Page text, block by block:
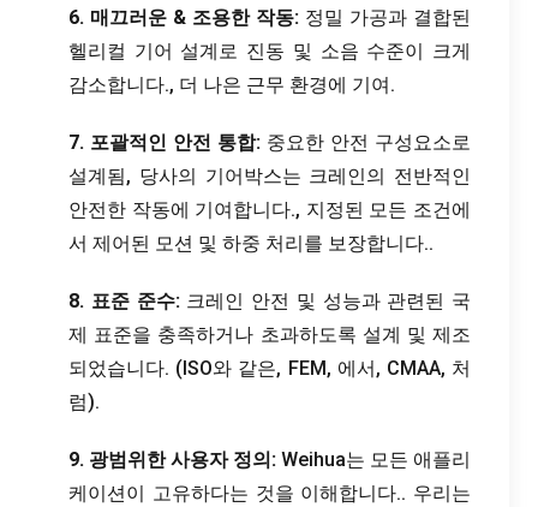
6. 매끄러운 & 조용한 작동: 정밀 가공과 결합된
헬리컬 기어 설계로 진동 및 소음 수준이 크게
감소합니다., 더 나은 근무 환경에 기여.
7. 포괄적인 안전 통합: 중요한 안전 구성요소로
설계됨, 당사의 기어박스는 크레인의 전반적인
안전한 작동에 기여합니다., 지정된 모든 조건에
서 제어된 모션 및 하중 처리를 보장합니다..
8. 표준 준수:크레인 안전 및 성능과 관련된 국
제 표준을 충족하거나 초과하도록 설계 및 제조
되었습니다. (ISO와 같은, FEM, 에서, CMAA, 처
럼).
9. 광범위한 사용자 정의: Weihua는 모든 애플리
케이션이 고유하다는 것을 이해합니다.. 우리는